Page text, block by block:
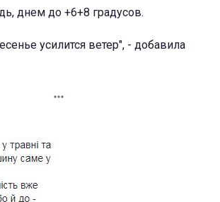
днем до +6+8 градусов.
усилится ветер", - добавила